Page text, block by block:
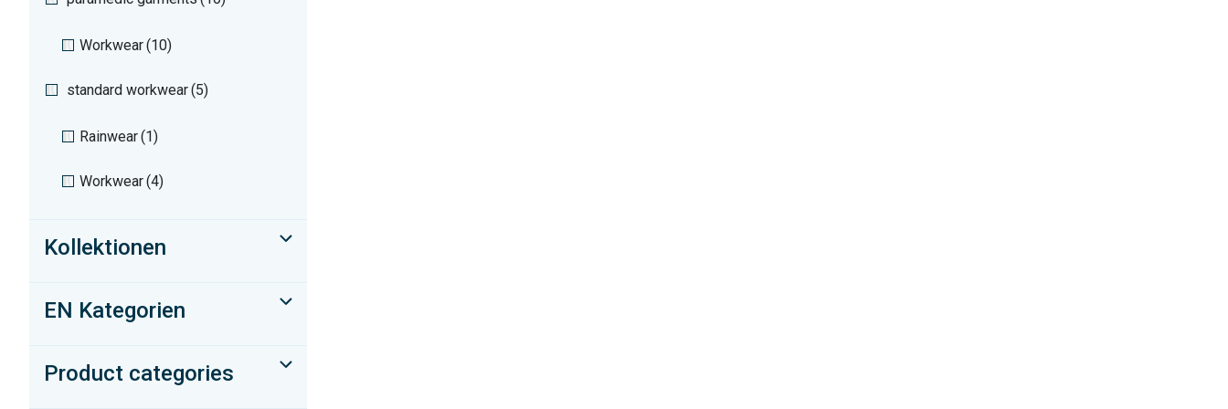
Workwear(10)
standard workwear(5)
Rainwear(1)
Workwear(4)
Kollektionen
EN Kategorien
Product categories